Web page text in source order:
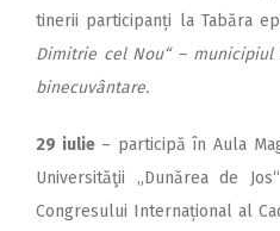
tinerii participanți la Tabăra
Dimitrie cel Nou“ –
binecuvântare.
29 iulie– participă în Aula
Universităţii „Dunărea de
Congresului Internațional al